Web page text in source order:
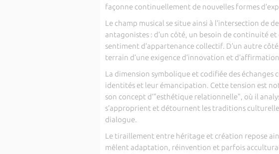
façonne continuellement de nouvelles formes
Le champ musical se situe ainsi à l’intersection de
antagonistes : d’un côté, un besoin de continuité
sentiment d’appartenance collectif. D’un autre
terrain d’une exigence d’innovation et
La dimension symbolique et codifiée des
identités et leur émancipation. Cette tension est
son concept d’"esthétique relationnelle", où il
s’approprient et détournent les traditions
dialogue.
Le tiraillement entre héritage et création repose
mêlent adaptation, réinvention et parfois